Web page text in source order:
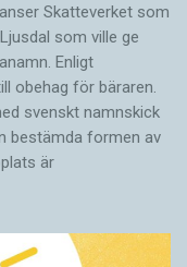
Skatte­verket som
som ville ge
Enligt
obehag för bäraren.
svenskt namnskick
bestämda formen av
är